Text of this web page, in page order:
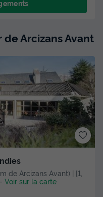
Arcizans Avant
de Arcizans Avant) | [1,
- Voir sur la carte